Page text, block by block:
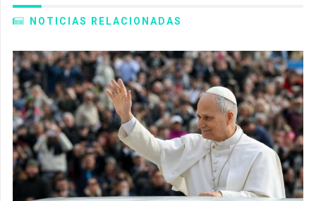
NOTICIAS RELACIONADAS